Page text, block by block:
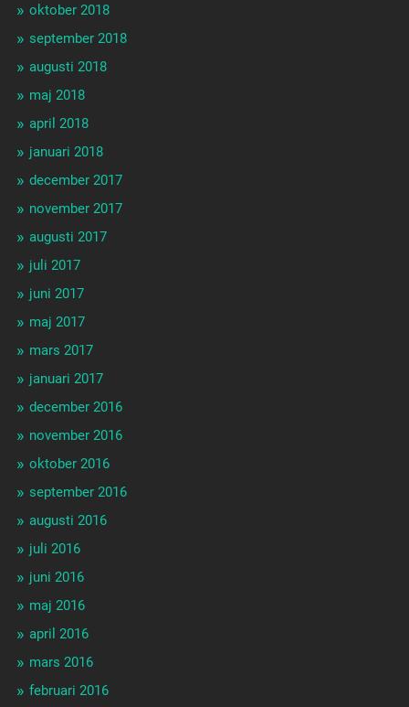
oktober 2018
september 2018
augusti 2018
maj 2018
april 2018
januari 2018
december 2017
november 2017
augusti 2017
juli 2017
juni 2017
maj 2017
mars 2017
januari 2017
december 2016
november 2016
oktober 2016
september 2016
augusti 2016
juli 2016
juni 2016
maj 2016
april 2016
mars 2016
februari 2016